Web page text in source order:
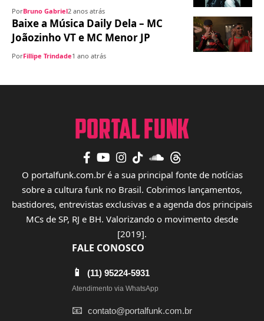
PorBruno Gabriel2 anos atrás
Baixe a Música Daily Dela – MC
Joãozinho VT e MC Menor JP
PorFillipe Trindade1 ano atrás
O portalfunk.com.br é a sua principal fonte de notícias
sobre a cultura funk no Brasil. Cobrimos lançamentos,
bastidores, entrevistas exclusivas e a agenda dos principais
MCs de SP, RJ e BH. Valorizando o movimento desde
[2019].
FALE CONOSCO
📱 (11) 95224-5931
Atendimento via WhatsApp
📧 contato@portalfunk.com.br